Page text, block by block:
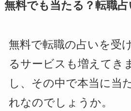
無料でも当たる？転職
無料で転職の占いを受
るサービスも増えてき
し、その中で本当に当
れなのでしょうか。